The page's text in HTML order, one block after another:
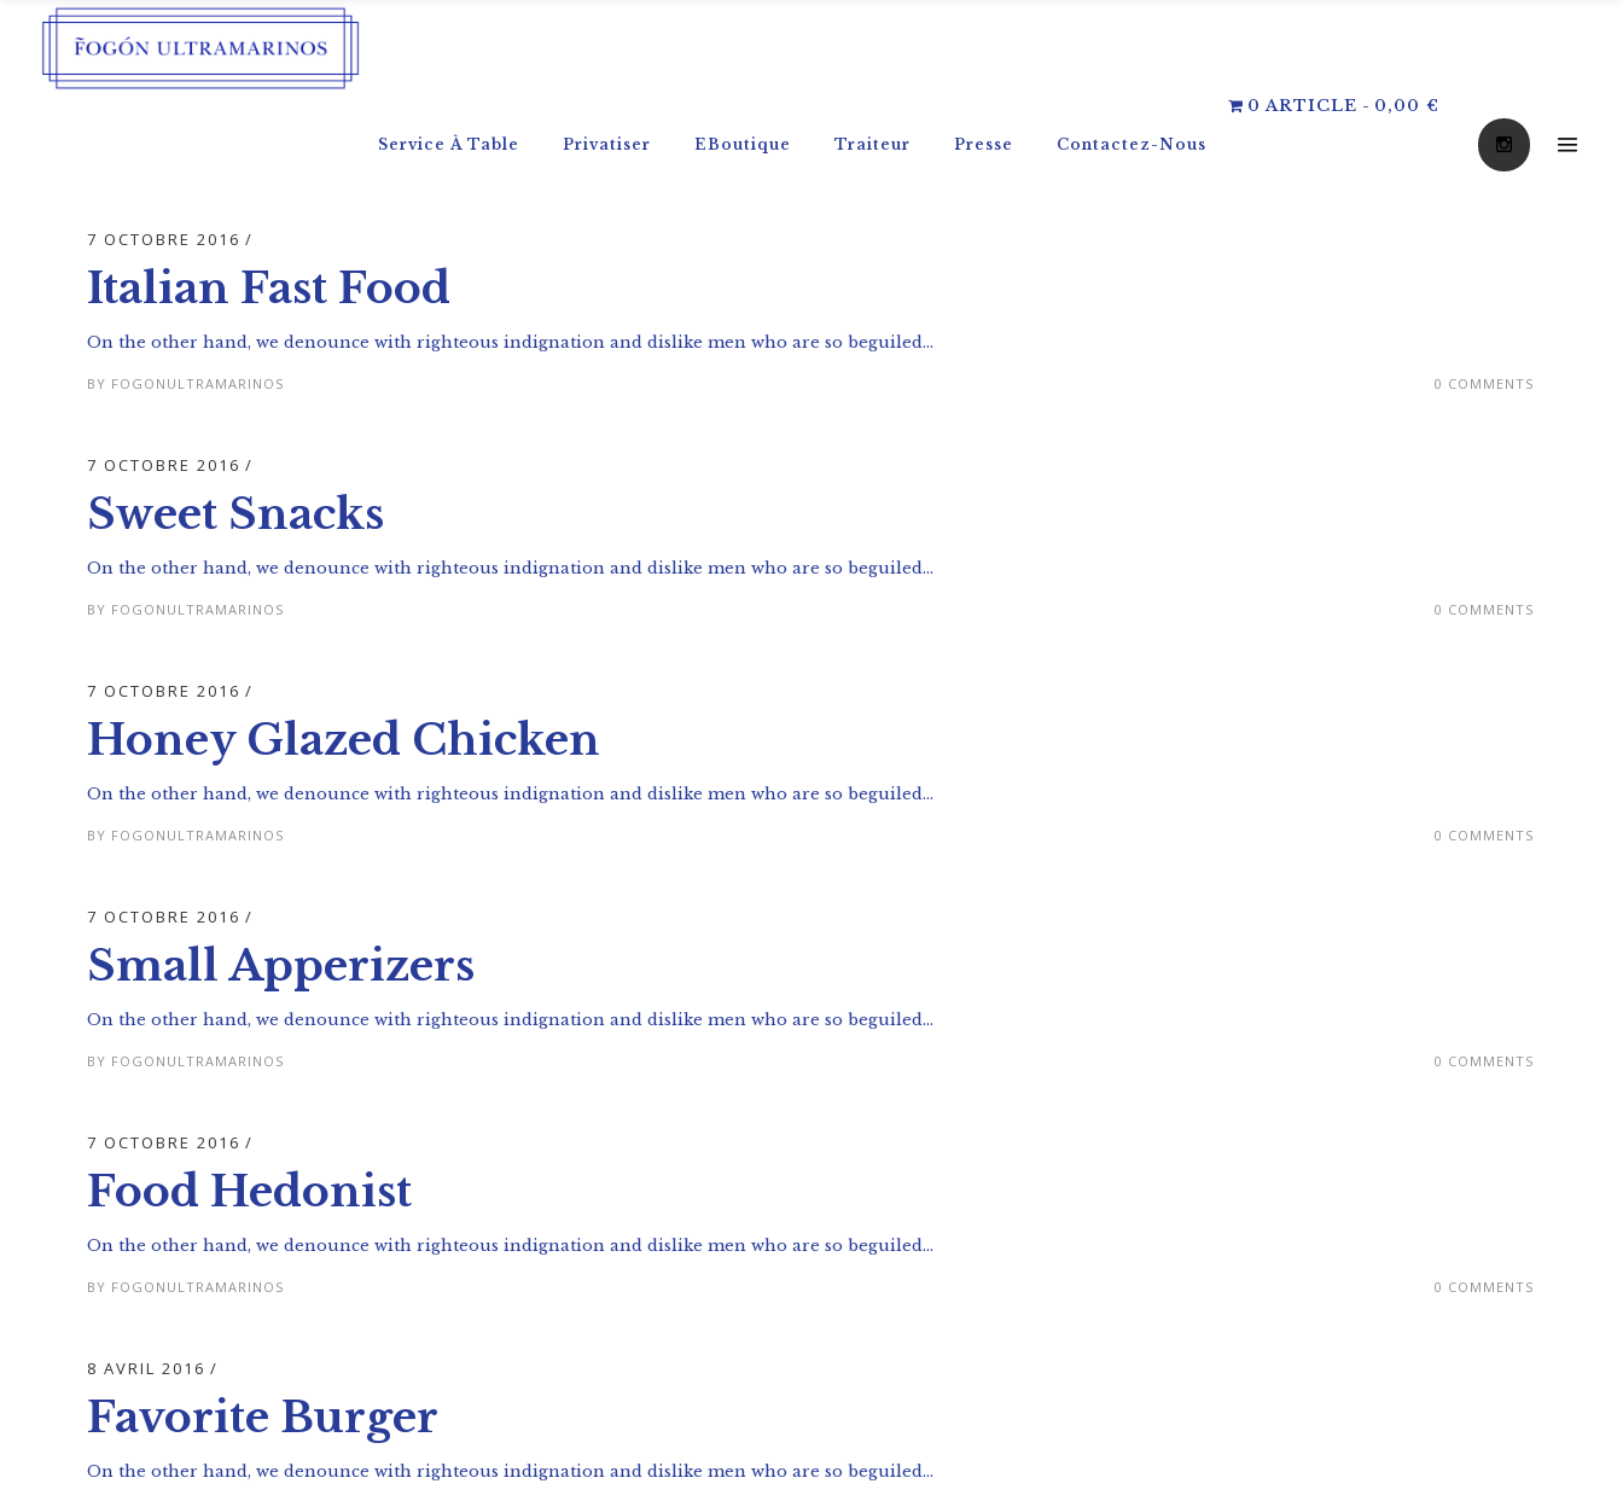
Service À Table Privatiser EBoutique Traiteur Presse Contactez-Nous
0 ARTICLE 0,00 €
7 OCTOBRE 2016
Italian Fast Food
On the other hand, we denounce with righteous indignation and dislike men who are so beguiled...
BY FOGONULTRAMARINOS 0 COMMENTS
7 OCTOBRE 2016
Sweet Snacks
On the other hand, we denounce with righteous indignation and dislike men who are so beguiled...
BY FOGONULTRAMARINOS 0 COMMENTS
7 OCTOBRE 2016
Honey Glazed Chicken
On the other hand, we denounce with righteous indignation and dislike men who are so beguiled...
BY FOGONULTRAMARINOS 0 COMMENTS
7 OCTOBRE 2016
Small Apperizers
On the other hand, we denounce with righteous indignation and dislike men who are so beguiled...
BY FOGONULTRAMARINOS 0 COMMENTS
7 OCTOBRE 2016
Food Hedonist
On the other hand, we denounce with righteous indignation and dislike men who are so beguiled...
BY FOGONULTRAMARINOS 0 COMMENTS
8 AVRIL 2016
Favorite Burger
On the other hand, we denounce with righteous indignation and dislike men who are so beguiled...